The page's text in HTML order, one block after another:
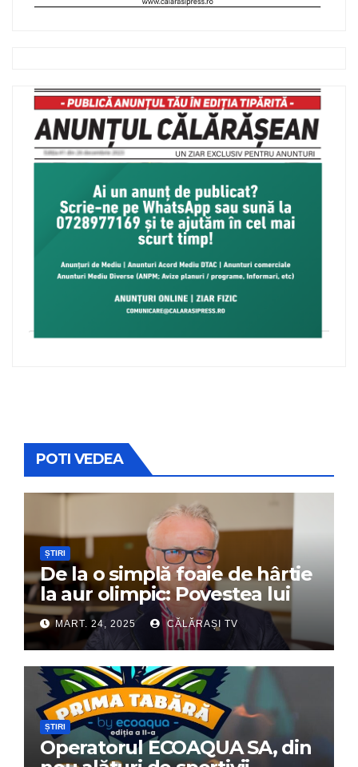
POTI VEDEA
ȘTIRI
De la o simplă foaie de hârtie
la aur olimpic: Povestea lui
Dumitru Chirilă
MART. 24, 2025 CĂLĂRAȘI TV
ȘTIRI
Operatorul ECOAQUA SA, din